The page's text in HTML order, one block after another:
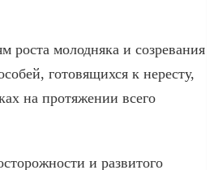
роста молодняка и созревания
готовящихся к нересту,
на протяжении всего
и развитого